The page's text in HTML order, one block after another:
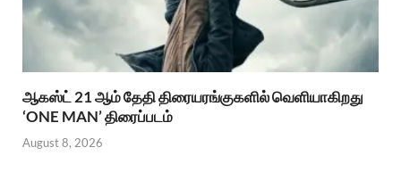
ஆகஸ்ட் 21 ஆம் தேதி திரையரங்குகளில் வெளியாகிறது
‘ONE MAN’ திரைப்படம்
August 8, 2026